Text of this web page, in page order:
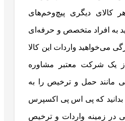
کالای دیگری پیچ‌وخم‌های
به افراد متخصص و حرفه‌ای
می‌خواهید واردات این کالا
از یک شرکت معتبر مشاوره
مانند حمل و ترخیص را به
بدانید که پی اس پی اکسپرس
در زمینه واردات و ترخیص